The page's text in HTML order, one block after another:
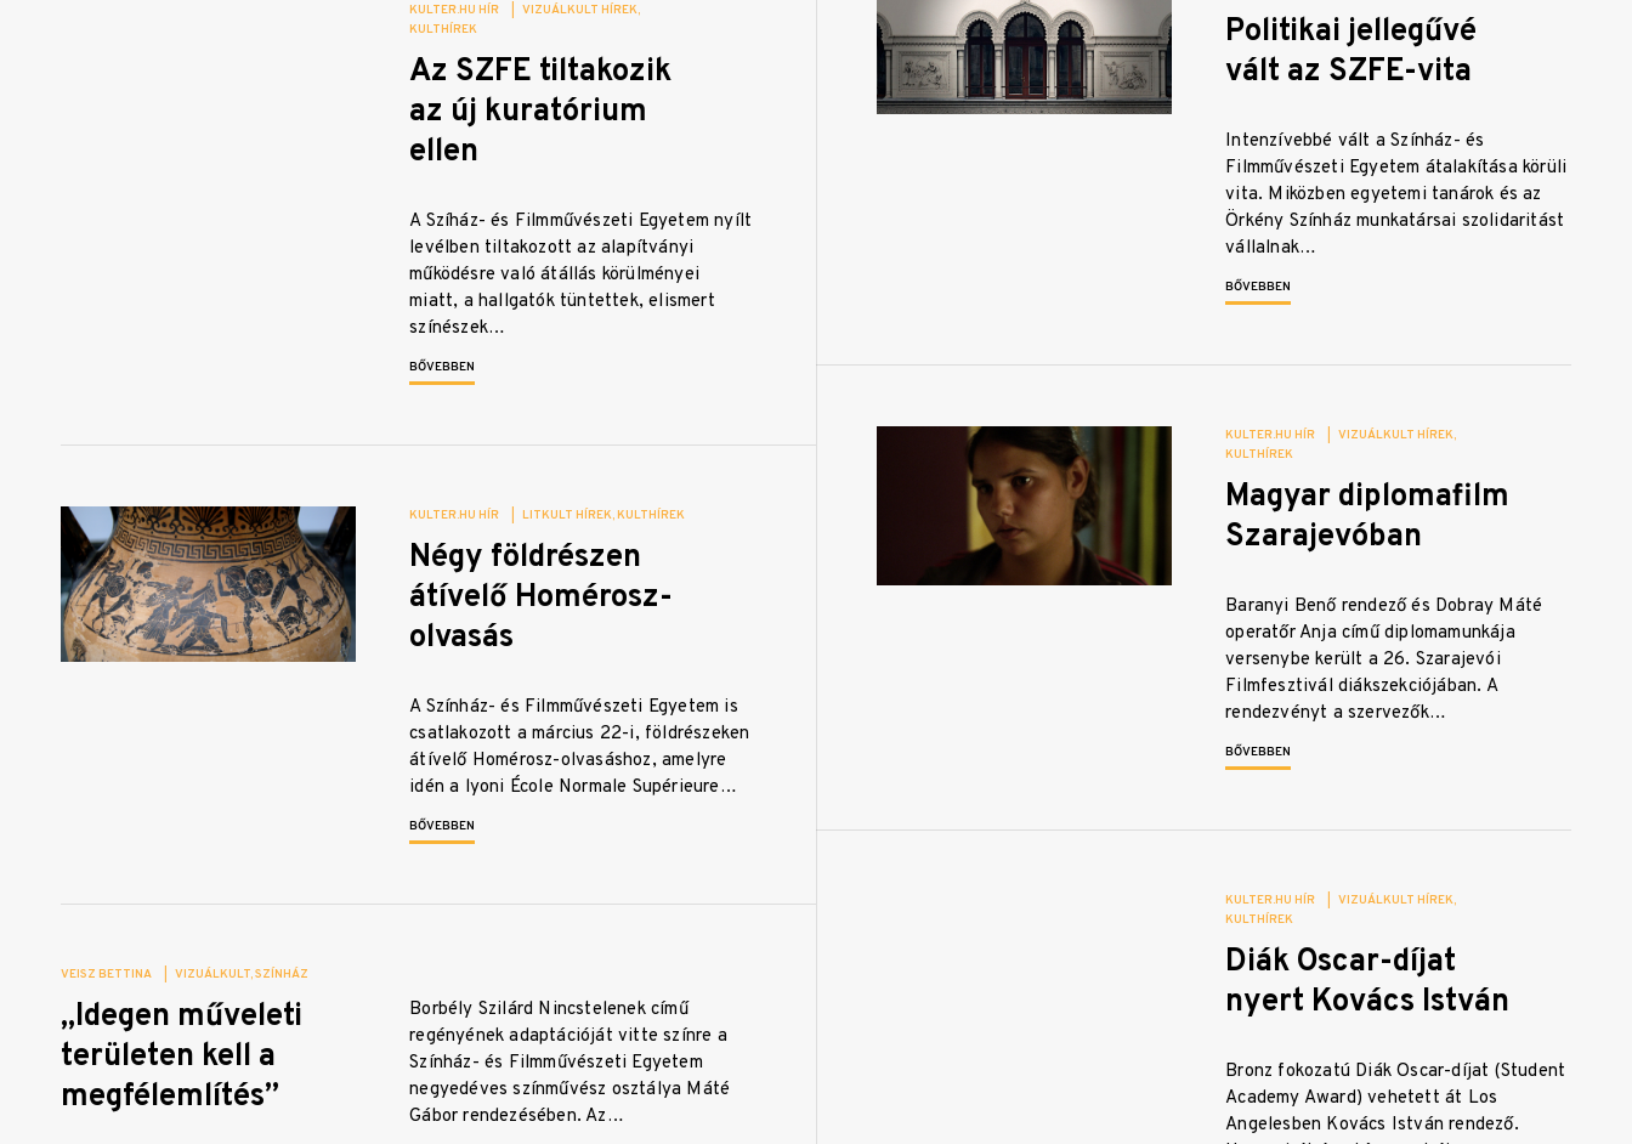
Politikai jellegűvé
vált az SZFE-vita
Intenzívebbé vált a Színház- és
Filmművészeti Egyetem átalakítása körüli
vita. Miközben egyetemi tanárok és az
Örkény Színház munkatársai szolidaritást
vállalnak…
BŐVEBBEN
KULTER.HU HÍR
VIZUÁLKULT HÍREK
KULTHÍREK
Az SZFE tiltakozik
az új kuratórium
ellen
A Szíház- és Filmművészeti Egyetem nyílt
levélben tiltakozott az alapítványi
működésre való átállás körülményei
miatt, a hallgatók tüntettek, elismert
színészek…
BŐVEBBEN
KULTER.HU HÍR
VIZUÁLKULT HÍREK
KULTHÍREK
Magyar diplomafilm
Szarajevóban
Baranyi Benő rendező és Dobray Máté
operatőr Anja című diplomamunkája
versenybe került a 26. Szarajevói
Filmfesztivál diákszekciójában. A
rendezvényt a szervezők…
BŐVEBBEN
KULTER.HU HÍR LITKULT HÍREK KULTHÍREK
Négy földrészen
átívelő Homérosz-
olvasás
A Színház- és Filmművészeti Egyetem is
csatlakozott a március 22-i, földrészeken
átívelő Homérosz-olvasáshoz, amelyre
idén a lyoni École Normale Supérieure…
BŐVEBBEN
KULTER.HU HÍR
VIZUÁLKULT HÍREK
KULTHÍREK
Diák Oscar-díjat
nyert Kovács István
Bronz fokozatú Diák Oscar-díjat (Student
Academy Award) vehetett át Los
Angelesben Kovács István rendező.
VEISZ BETTINA VIZUÁLKULT SZÍNHÁZ
„Idegen műveleti
területen kell a
megfélemlítés”
Borbély Szilárd Nincstelenek című
regényének adaptációját vitte színre a
Színház- és Filmművészeti Egyetem
negyedéves színművész osztálya Máté
Gábor rendezésében. Az…